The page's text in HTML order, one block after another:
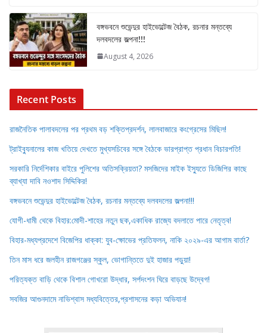
বঙ্গভবনে শুভেন্দুর হাইভোল্টেজ বৈঠক, রচনার মন্তব্যে
দলবদলের জল্পনা!!!
August 4, 2026
Recent Posts
রাজনৈতিক পালাবদলের পর প্রথম বড় শক্তিপ্রদর্শন, লালবাজারে কংগ্রেসের মিছিল!
ট্রাইব্যুনালের কাজ খতিয়ে দেখতে মুখ্যসচিবের সঙ্গে বৈঠকে ভারপ্রাপ্ত প্রধান বিচারপতি!
সরকারি নির্দেশিকার বাইরে পুলিশের অতিসক্রিয়তা? মসজিদের মাইক ইস্যুতে ডিজিপির কাছে
ব্যাখ্যা দাবি নওশাদ সিদ্দিকির!
বঙ্গভবনে শুভেন্দুর হাইভোল্টেজ বৈঠক, রচনার মন্তব্যে দলবদলের জল্পনা!!!
যোগী-ধামী থেকে বিহার:মোদী-শাহের নতুন ছক,একাধিক রাজ্যে বদলাতে পারে নেতৃত্ব!
বিহার-মধ্যপ্রদেশে বিজেপির ধাক্কা: যুব-ক্ষোভের প্রতিফলন, নাকি ২০২৯-এর আগাম বার্তা?
তিন মাস ধরে জলহীন রাজগঞ্জের স্কুল, ভোগান্তিতে দুই হাজার পড়ুয়া!
পরিত্যক্ত বাড়ি থেকে বিশাল গোখরো উদ্ধার, সর্পদংশন ঘিরে বাড়ছে উদ্বেগ!
সবজির আগুনদামে নাভিশ্বাস মধ্যবিত্তের,প্রশাসনের কড়া অভিযান!